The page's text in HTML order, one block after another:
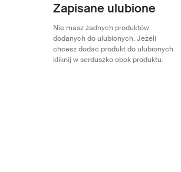
Zapisane ulubione
Nie masz żadnych produktów
dodanych do ulubionych. Jeżeli
chcesz dodać produkt do ulubionych
kliknij w serduszko obok produktu.